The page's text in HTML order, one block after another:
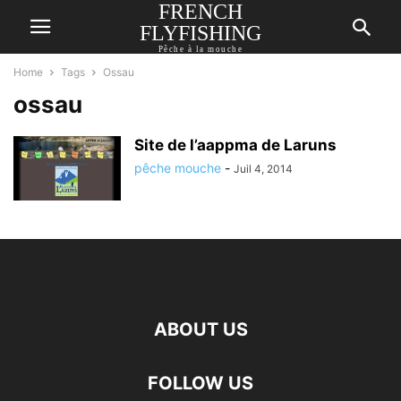
FRENCH
FLYFISHING
Pêche à la mouche
Home Tags Ossau
ossau
Site de l’aappma de Laruns
pêche mouche - Juil 4, 2014
ABOUT US
FOLLOW US